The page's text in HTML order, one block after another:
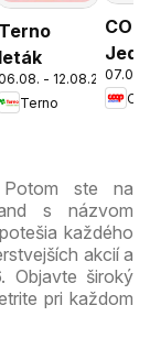
Terno
leták
- 12.08.2026
Terno
cez
ešte
07.08.
Potom ste na
s názvom
každého
akcií a
Objavte široký
pri každom